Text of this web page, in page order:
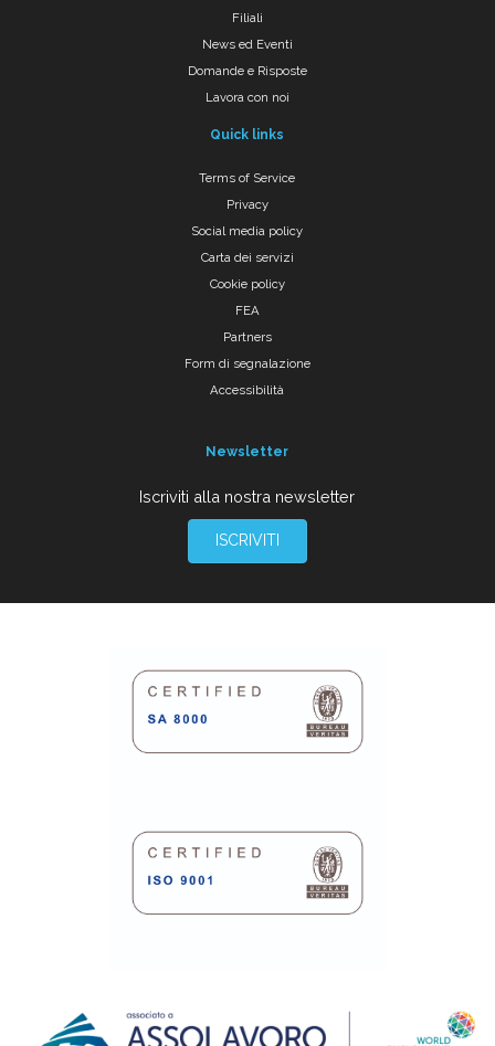
Filiali
News ed Eventi
Domande e Risposte
Lavora con noi
Quick links
Terms of Service
Privacy
Social media policy
Carta dei servizi
Cookie policy
FEA
Partners
Form di segnalazione
Accessibilità
Newsletter
Iscriviti alla nostra newsletter
ISCRIVITI